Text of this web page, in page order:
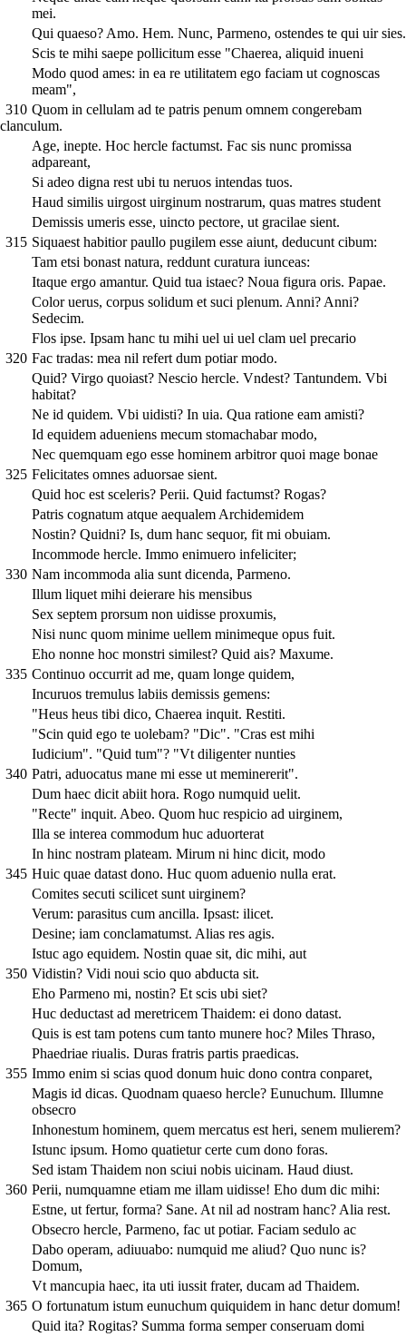
mei.
Qui quaeso? Amo. Hem. Nunc, Parmeno, ostendes te qui uir sies.
Scis te mihi saepe pollicitum esse "Chaerea, aliquid inueni
Modo quod ames: in ea re utilitatem ego faciam ut cognoscas
meam",
310 Quom in cellulam ad te patris penum omnem congerebam
clanculum.
Age, inepte. Hoc hercle factumst. Fac sis nunc promissa
adpareant,
Si adeo digna rest ubi tu neruos intendas tuos.
Haud similis uirgost uirginum nostrarum, quas matres student
Demissis umeris esse, uincto pectore, ut gracilae sient.
315 Siquaest habitior paullo pugilem esse aiunt, deducunt cibum:
Tam etsi bonast natura, reddunt curatura iunceas:
Itaque ergo amantur. Quid tua istaec? Noua figura oris. Papae.
Color uerus, corpus solidum et suci plenum. Anni? Anni?
Sedecim.
Flos ipse. Ipsam hanc tu mihi uel ui uel clam uel precario
320 Fac tradas: mea nil refert dum potiar modo.
Quid? Virgo quoiast? Nescio hercle. Vndest? Tantundem. Vbi
habitat?
Ne id quidem. Vbi uidisti? In uia. Qua ratione eam amisti?
Id equidem adueniens mecum stomachabar modo,
Nec quemquam ego esse hominem arbitror quoi mage bonae
325 Felicitates omnes aduorsae sient.
Quid hoc est sceleris? Perii. Quid factumst? Rogas?
Patris cognatum atque aequalem Archidemidem
Nostin? Quidni? Is, dum hanc sequor, fit mi obuiam.
Incommode hercle. Immo enimuero infeliciter;
330 Nam incommoda alia sunt dicenda, Parmeno.
Illum liquet mihi deierare his mensibus
Sex septem prorsum non uidisse proxumis,
Nisi nunc quom minime uellem minimeque opus fuit.
Eho nonne hoc monstri similest? Quid ais? Maxume.
335 Continuo occurrit ad me, quam longe quidem,
Incuruos tremulus labiis demissis gemens:
"Heus heus tibi dico, Chaerea inquit. Restiti.
"Scin quid ego te uolebam? "Dic". "Cras est mihi
Iudicium". "Quid tum"? "Vt diligenter nunties
340 Patri, aduocatus mane mi esse ut meminererit".
Dum haec dicit abiit hora. Rogo numquid uelit.
"Recte" inquit. Abeo. Quom huc respicio ad uirginem,
Illa se interea commodum huc aduorterat
In hinc nostram plateam. Mirum ni hinc dicit, modo
345 Huic quae datast dono. Huc quom aduenio nulla erat.
Comites secuti scilicet sunt uirginem?
Verum: parasitus cum ancilla. Ipsast: ilicet.
Desine; iam conclamatumst. Alias res agis.
Istuc ago equidem. Nostin quae sit, dic mihi, aut
350 Vidistin? Vidi noui scio quo abducta sit.
Eho Parmeno mi, nostin? Et scis ubi siet?
Huc deductast ad meretricem Thaidem: ei dono datast.
Quis is est tam potens cum tanto munere hoc? Miles Thraso,
Phaedriae riualis. Duras fratris partis praedicas.
355 Immo enim si scias quod donum huic dono contra conparet,
Magis id dicas. Quodnam quaeso hercle? Eunuchum. Illumne
obsecro
Inhonestum hominem, quem mercatus est heri, senem mulierem?
Istunc ipsum. Homo quatietur certe cum dono foras.
Sed istam Thaidem non sciui nobis uicinam. Haud diust.
360 Perii, numquamne etiam me illam uidisse! Eho dum dic mihi:
Estne, ut fertur, forma? Sane. At nil ad nostram hanc? Alia rest.
Obsecro hercle, Parmeno, fac ut potiar. Faciam sedulo ac
Dabo operam, adiuuabo: numquid me aliud? Quo nunc is?
Domum,
Vt mancupia haec, ita uti iussit frater, ducam ad Thaidem.
365 O fortunatum istum eunuchum quiquidem in hanc detur domum!
Quid ita? Rogitas? Summa forma semper conseruam domi